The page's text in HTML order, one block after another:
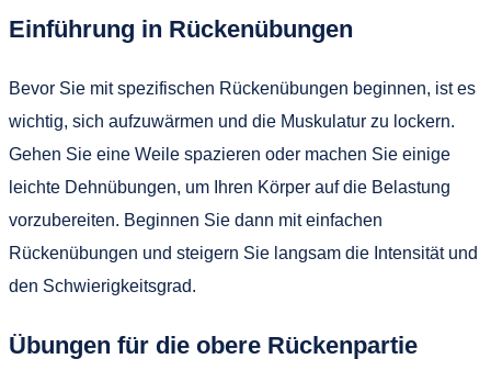
Einführung in Rückenübungen
Bevor Sie mit spezifischen Rückenübungen beginnen, ist es
wichtig, sich aufzuwärmen und die Muskulatur zu lockern.
Gehen Sie eine Weile spazieren oder machen Sie einige
leichte Dehnübungen, um Ihren Körper auf die Belastung
vorzubereiten. Beginnen Sie dann mit einfachen
Rückenübungen und steigern Sie langsam die Intensität und
den Schwierigkeitsgrad.
Übungen für die obere Rückenpartie